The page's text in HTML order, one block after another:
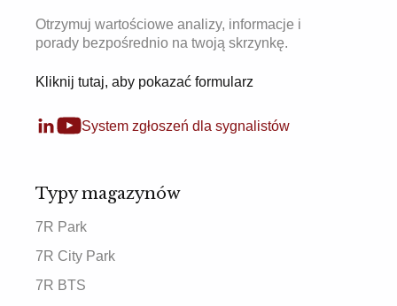
Otrzymuj wartościowe analizy, informacje i
porady bezpośrednio na twoją skrzynkę.
Kliknij tutaj, aby pokazać formularz
System zgłoszeń dla sygnalistów
Typy magazynów
7R Park
7R City Park
7R BTS